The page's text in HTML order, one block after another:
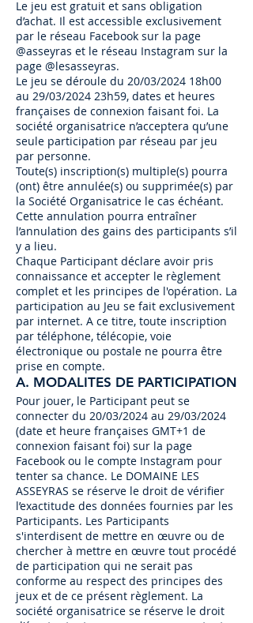
Le jeu est gratuit et sans obligation
d’achat. Il est accessible exclusivement
par le réseau Facebook sur la page
@asseyras et le réseau Instagram sur la
page @lesasseyras.
Le jeu se déroule du 20/03/2024 18h00
au 29/03/2024 23h59, dates et heures
françaises de connexion faisant foi. La
société organisatrice n’acceptera qu’une
seule participation par réseau par jeu
par personne.
Toute(s) inscription(s) multiple(s) pourra
(ont) être annulée(s) ou supprimée(s) par
la Société Organisatrice le cas échéant.
Cette annulation pourra entraîner
l’annulation des gains des participants s’il
y a lieu.
Chaque Participant déclare avoir pris
connaissance et accepter le règlement
complet et les principes de l'opération. La
participation au Jeu se fait exclusivement
par internet. A ce titre, toute inscription
par téléphone, télécopie, voie
électronique ou postale ne pourra être
prise en compte.
A. MODALITES DE PARTICIPATION
Pour jouer, le Participant peut se
connecter du 20/03/2024 au 29/03/2024
(date et heure françaises GMT+1 de
connexion faisant foi) sur la page
Facebook ou le compte Instagram pour
tenter sa chance. Le DOMAINE LES
ASSEYRAS se réserve le droit de vérifier
l’exactitude des données fournies par les
Participants. Les Participants
s'interdisent de mettre en œuvre ou de
chercher à mettre en œuvre tout procédé
de participation qui ne serait pas
conforme au respect des principes des
jeux et de ce présent règlement. La
société organisatrice se réserve le droit